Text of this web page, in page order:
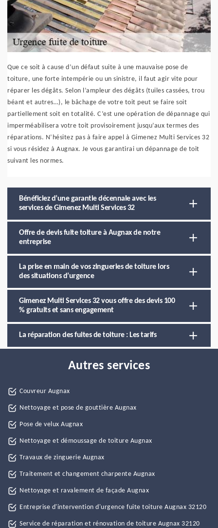
Que ce soit à cause d’un défaut suite à une mauvaise pose de
toiture, une forte intempérie ou un sinistre, il faut agir vite pour
réparer les dégâts. Selon l’ampleur des dégâts (tuiles cassées, trou
béant et autres…), le bâchage de votre toit peut se faire soit
partiellement soit en totalité. C’est une opération de dépannage qui
imperméabilisera votre toit provisoirement jusqu’aux termes des
réparations. N’hésitez pas à faire appel à Gimenez Multi Services 32
si vous résidez à Augnax. Je vous garantirai un dépannage de toit
suivant les normes.
Bénéficiez d’une garantie décennale avec les
services de Gimenez Multi Services 32
Offre de devis fuite toiture à Augnax de notre
entreprise
La prise en main de vos zingueries de toiture lors
des situations d’urgence
Gimenez Multi Services 32 vous offre des devis 100
% gratuits et sans engagement
La réparation des fuites de toiture : Les tarifs
Autres services
Couvreur Augnax
Nettoyage et pose de gouttière Augnax
Pose de velux Augnax
Nettoyage et démoussage de toiture Augnax
Travaux de zinguerie Augnax
Traitement et changement charpente Augnax
Nettoyage et ravalement de façade Augnax
Entreprise d'intervention d'urgence fuite toiture Augnax 32120
Service de réparation et rénovation de toiture Augnax 32120